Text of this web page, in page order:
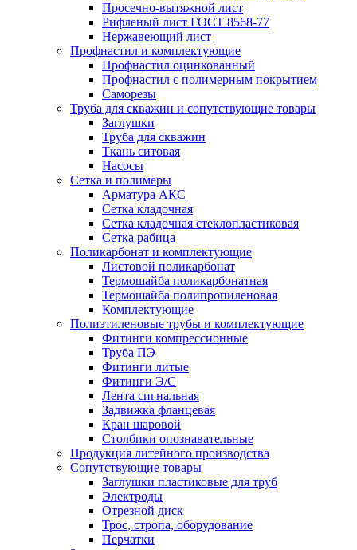
Просечно-вытяжной лист
Рифленый лист ГОСТ 8568-77
Нержавеющий лист
Профнастил и комплектующие
Профнастил оцинкованный
Профнастил с полимерным покрытием
Саморезы
Труба для скважин и сопутствующие товары
Заглушки
Труба для скважин
Ткань ситовая
Насосы
Сетка и полимеры
Арматура АКС
Сетка кладочная
Сетка кладочная стеклопластиковая
Сетка рабица
Поликарбонат и комплектующие
Листовой поликарбонат
Термошайба поликарбонатная
Термошайба полипропиленовая
Комплектующие
Полиэтиленовые трубы и комплектующие
Фитинги компрессионные
Труба ПЭ
Фитинги литые
Фитинги Э/С
Лента сигнальная
Задвижка фланцевая
Кран шаровой
Столбики опознавательные
Продукция литейного производства
Сопутствующие товары
Заглушки пластиковые для труб
Электроды
Отрезной диск
Трос, стропа, оборудование
Перчатки